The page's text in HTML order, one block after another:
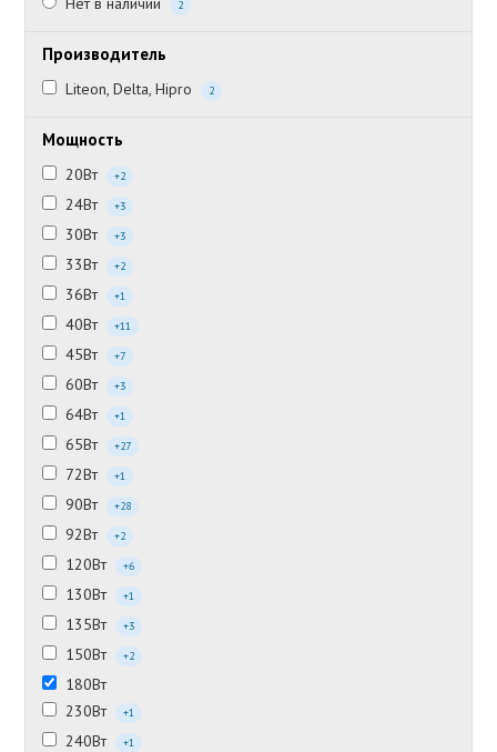
2
Производитель
Liteon, Delta, Hipro 2
Мощность
20Вт +2
24Вт +3
30Вт +3
33Вт +2
36Вт +1
40Вт +11
45Вт +7
60Вт +3
64Вт +1
65Вт +27
72Вт +1
90Вт +28
92Вт +2
120Вт +6
130Вт +1
135Вт +3
150Вт +2
180Вт
230Вт
+1
240Вт +1